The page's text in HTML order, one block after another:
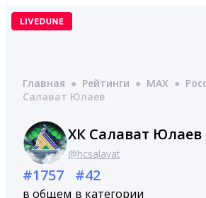
Перейти
Главная ● Рейтинги ● MAX ●
Салават Юлаев
ХК Салават Юлаев
@hcsalavat
#1757
в общем
#42
в категории